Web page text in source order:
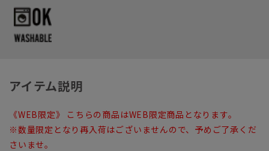
アイテム説明
《WEB限定》 こちらの商品はWEB限定商品となります。
※数量限定となり再入荷はございませんので、予めご了承くだ
さいませ。